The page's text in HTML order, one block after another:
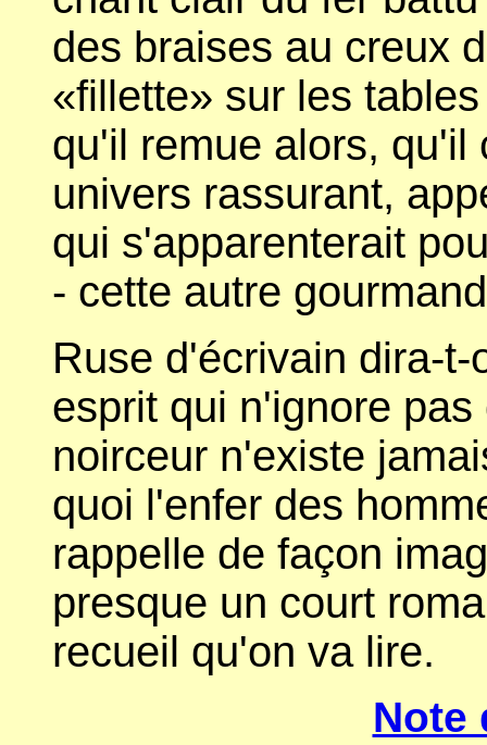
des braises au creux
«fillette» sur les
qu'il remue alors, qu'il
univers rassurant,
qui s'apparenterait
- cette autre
Ruse d'écrivain dira-
esprit qui n'ignore
noirceur n'existe
quoi l'enfer des
rappelle de façon
presque un court
recueil qu'on va lire.
Note